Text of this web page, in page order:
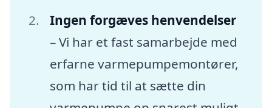
Ingen forgæves henvendelser
– Vi har et fast samarbejde med
erfarne varmepumpemontører,
som har tid til at sætte din